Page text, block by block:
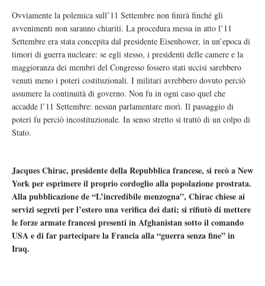
Ovviamente la polemica sull’11 Settembre non finirà finché gli
avvenimenti non saranno chiariti. La procedura messa in atto l’11
Settembre era stata concepita dal presidente Eisenhower, in un’epoca di
timori di guerra nucleare: se egli stesso, i presidenti delle camere e la
maggioranza dei membri del Congresso fossero stati uccisi sarebbero
venuti meno i poteri costituzionali. I militari avrebbero dovuto perciò
assumere la continuità di governo. Non fu in ogni caso quel che
accadde l’11 Settembre: nessun parlamentare morì. Il passaggio di
poteri fu perciò incostituzionale. In senso stretto si trattò di un colpo di
Stato.
Jacques Chirac, presidente della Repubblica francese, si recò a New
York per esprimere il proprio cordoglio alla popolazione prostrata.
Alla pubblicazione de “L’incredibile menzogna”, Chirac chiese ai
servizi segreti per l’estero una verifica dei dati; si rifiutò di mettere
le forze armate francesi presenti in Afghanistan sotto il comando
USA e di far partecipare la Francia alla “guerra senza fine” in
Iraq.